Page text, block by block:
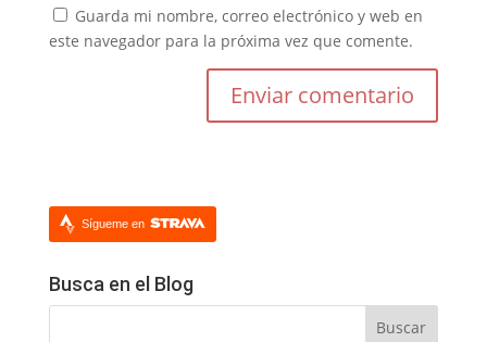
Guarda mi nombre, correo electrónico y web en
este navegador para la próxima vez que comente.
Sígueme en
Busca en el Blog